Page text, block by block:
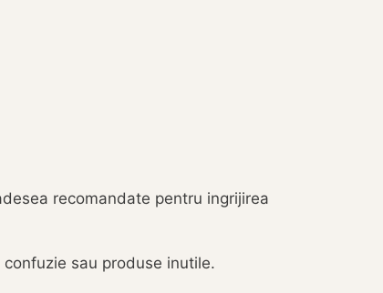
recomandate pentru ingrijirea
sau produse inutile.